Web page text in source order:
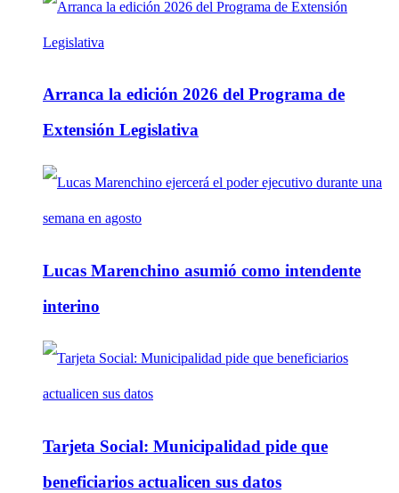
Arranca la edición 2026 del Programa de
Extensión Legislativa
Lucas Marenchino asumió como intendente
interino
Tarjeta Social: Municipalidad pide que
beneficiarios actualicen sus datos